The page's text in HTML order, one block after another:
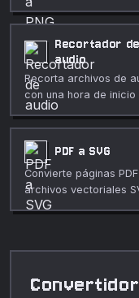
sin pérdidas
en tu navegador.
Recortador de
audio
Recorta archivos de
con una hora de inicio
específicas.
fragmento
descárgalo como WAV.
PDF a SVG
Convierte páginas
archivos vectoriales
escalables en tu
Convertidor